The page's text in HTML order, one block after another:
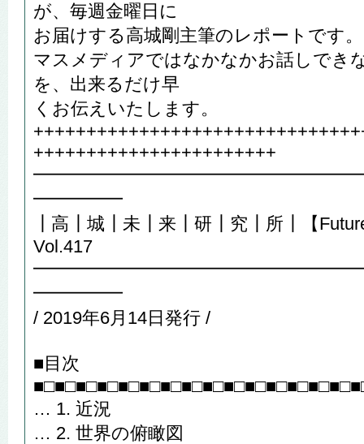
が、毎週金曜日に
お届けする高城剛主筆のレポートです。
マスメディアではなかなかお話しでき
を、出来るだけ早
くお伝えいたします。
+++++++++++++++++++++++
━━━━━
┃高┃城┃未┃来┃研┃究┃所┃【Future
Vol.417
━━━━━
/ 2019年6月14日発行 /
■目次
… 1. 近況
… 2. 世界の俯瞰図